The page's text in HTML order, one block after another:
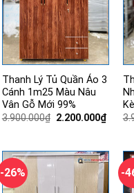
Thanh Lý Tủ Quần Áo 3
Cánh 1m25 Màu Nâu
Vân Gỗ Mới 99%
3.900.000₫ Giá
2.200.000₫Giá
-26% -